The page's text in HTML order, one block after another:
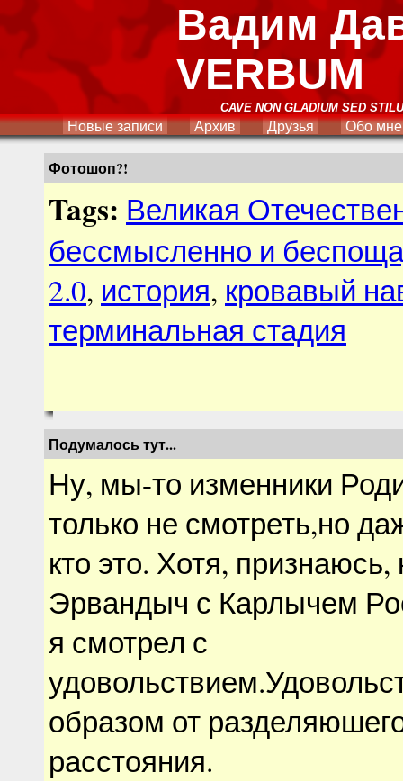
Вадим
VERBUM
CAVE NON GLADIUM SED
Новые записи Архив Друзья Обо мне
Фотошоп?!
Tags: Великая
бессмысленно и
2.0, история, кровавый
терминальная стадия
Подумалось тут...
Ну, мы-то изменники
только не смотреть,но
кто это. Хотя, признаюсь,
Эрвандыч с Карлычем
я смотрел с
образом от
расстояния.